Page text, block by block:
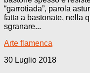
“garrotiada”, parola
fatta a bastonate, nella
sgranare...
Arte flamenca
30 Luglio 2018